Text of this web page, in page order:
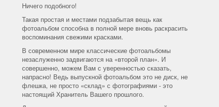
Ничего подобного!
Такая простая и местами подзабытая вещь как
фотоальбом способна в полной мере вновь раскрасить
воспоминания свежими красками.
В современном мире классические фотоальбомы
незаслуженно задвигаются на «второй план». И
совершенно, можем Вам с уверенностью сказать,
напрасно! Ведь выпускной фотоальбом это не диск, не
флешка, не просто «склад» с фотографиями - это
настоящий Хранитель Вашего прошлого.